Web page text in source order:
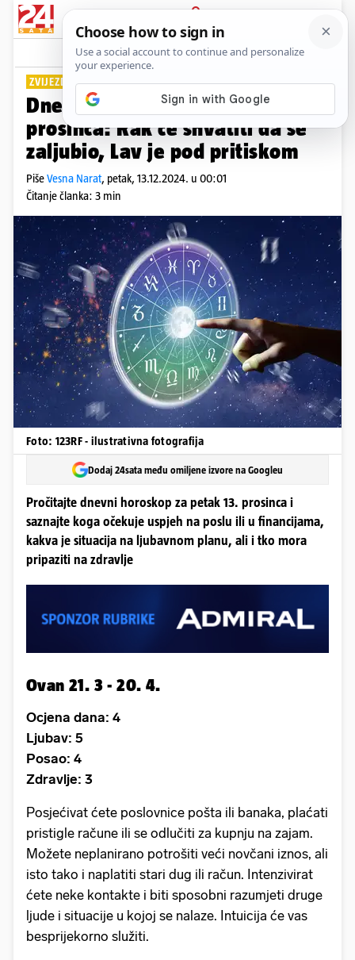
PRIJAVA
Lifestyle Komentari
ZVIJEZDE DONOSE...
Dnevni horoskop za petak 13.
prosinca: Rak će shvatiti da se
zaljubio, Lav je pod pritiskom
PišeVesna Narat, petak, 13.12.2024. u 00:01
Čitanje članka: 3 min
Foto: 123RF - ilustrativna fotografija
Dodaj 24sata među omiljene izvore na Googleu
Pročitajte dnevni horoskop za petak 13. prosinca i
saznajte koga očekuje uspjeh na poslu ili u financijama,
kakva je situacija na ljubavnom planu, ali i tko mora
pripaziti na zdravlje
Ovan 21. 3 - 20. 4.
Ocjena dana: 4
Ljubav: 5
Posao: 4
Zdravlje: 3
Posjećivat ćete poslovnice pošta ili banaka, plaćati
pristigle račune ili se odlučiti za kupnju na zajam.
Možete neplanirano potrošiti veći novčani iznos, ali
isto tako i naplatiti stari dug ili račun. Intenzivirat
ćete neke kontakte i biti sposobni razumjeti druge
ljude i situacije u kojoj se nalaze. Intuicija će vas
besprijekorno služiti.